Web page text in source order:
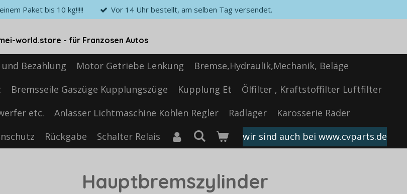
Paket bis 10 kg!!!!! Vor 14 Uhr bestellt, am selben Tag versendet.
world.store - für Franzosen Autos
Bezahlung Motor Getriebe Lenkung
Bremse,Hydraulik,Mechanik, Beläge
Bremsseile Gaszüge Kupplungszüge Kupplung Et
Ölfilter , Kraftstoffilter Luftfilter
etc. Anlasser Lichtmaschine Kohlen Regler Radlager
Karosserie Räder
Rückgabe Schalter Relais wir sind auch bei www.cvparts.de
Hauptbremszylinder